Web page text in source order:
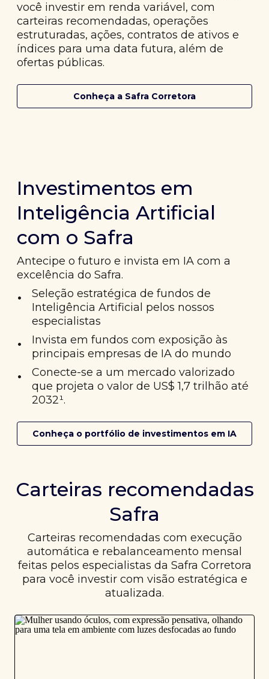
você investir em renda variável, com
carteiras recomendadas, operações
estruturadas, ações, contratos de ativos e
índices para uma data futura, além de
ofertas públicas.
Conheça a Safra Corretora
Investimentos em
Inteligência Artificial
com o Safra
Antecipe o futuro e invista em IA com a
excelência do Safra.
•
Seleção estratégica de fundos de
Inteligência Artificial pelos nossos
especialistas
•
Invista em fundos com exposição às
principais empresas de IA do mundo
•
Conecte-se a um mercado valorizado
que projeta o valor de US$ 1,7 trilhão até
2032¹.
Conheça o portfólio de investimentos em IA
Carteiras recomendadas
Safra
Carteiras recomendadas com execução
automática e rebalanceamento mensal
feitas pelos especialistas da Safra Corretora
para você investir com visão estratégica e
atualizada.